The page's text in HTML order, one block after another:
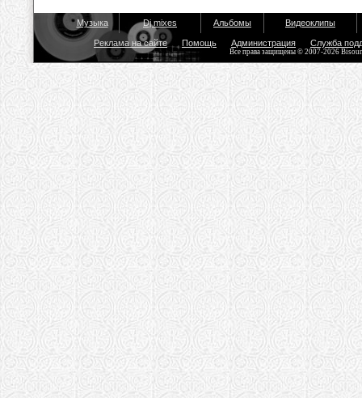
Музыка Dj mixes Альбомы Видеоклипы
Реклама на сайте Помощь Администрация Служба
Все права защищены © 2007-2026